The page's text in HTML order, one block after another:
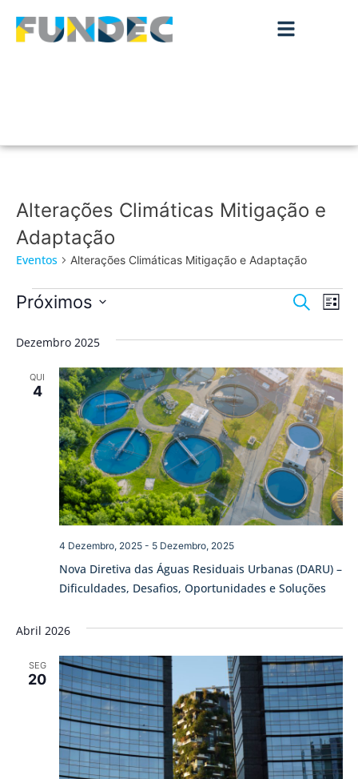
Alterações Climáticas Mitigação e
Adaptação
Eventos Alterações Climáticas Mitigação e Adaptação
de
e
de
Pesquisar
de
Lista
Próximos
data.
Dezembro 2025
QUI
4
Nova Diretiva das Águas Residuais Urbanas (DARU) –
Dificuldades, Desafios, Oportunidades e Soluções
4 Dezembro, 2025- 5 Dezembro, 2025
Abril 2026
SEG
20